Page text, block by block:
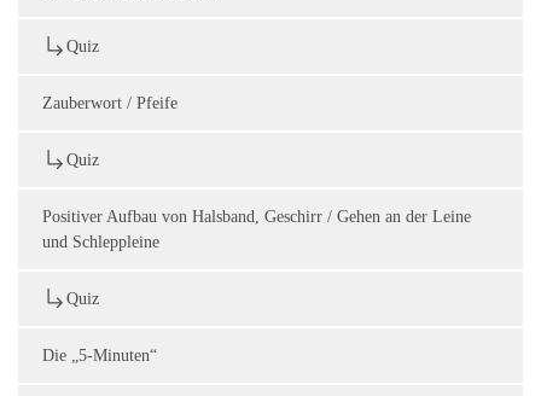
Quiz
Zauberwort / Pfeife
Quiz
Positiver Aufbau von Halsband, Geschirr / Gehen an der Leine
und Schleppleine
Quiz
Die „5-Minuten“